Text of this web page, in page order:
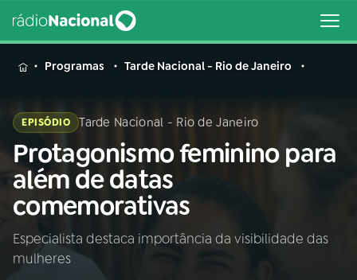
MENU
Buscar
na
Rádio
Nacional
Buscar
AO VIVO
Programas Tarde Nacional - Rio de Janeiro
EPISÓDIO Tarde Nacional - Rio de Janeiro
Protagonismo feminino para
além de datas
comemorativas
Especialista destaca importância da visibilidade das
mulheres